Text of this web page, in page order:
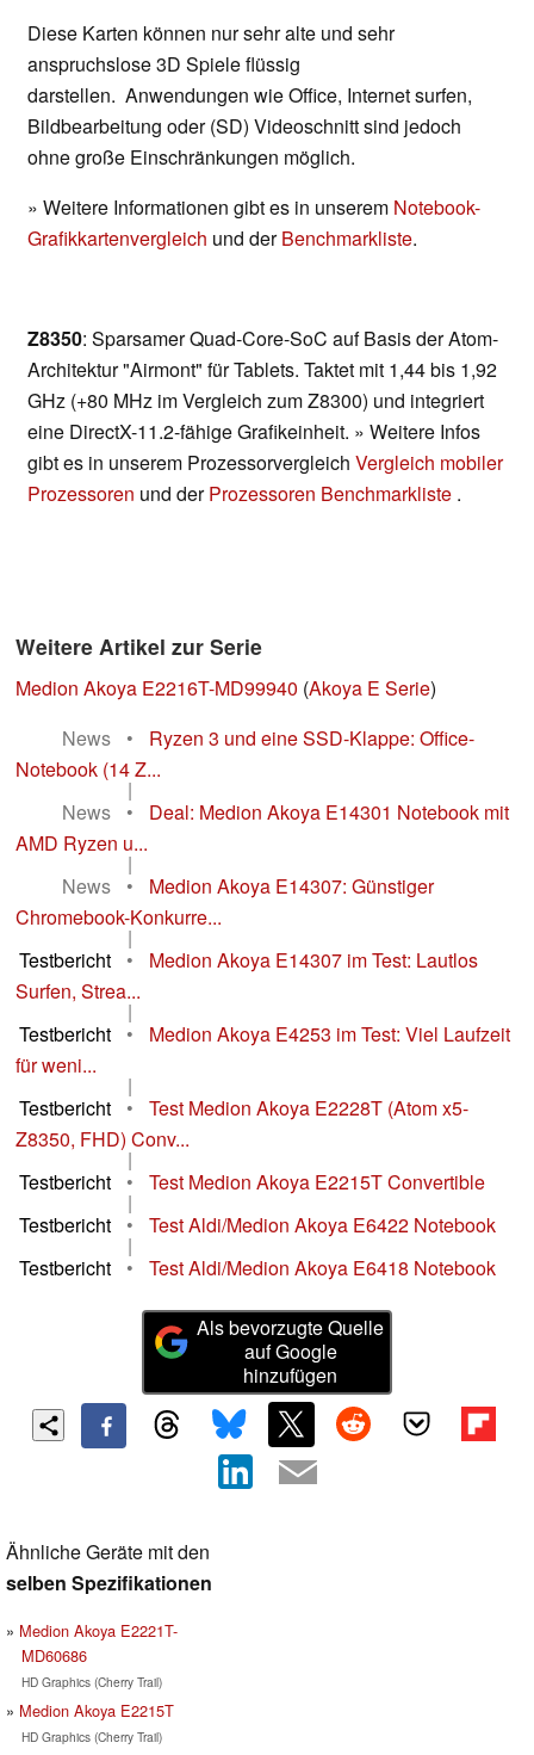
Diese Karten können nur sehr alte und sehr
anspruchslose 3D Spiele flüssig
darstellen. Anwendungen wie Office, Internet surfen,
Bildbearbeitung oder (SD) Videoschnitt sind jedoch
ohne große Einschränkungen möglich.
» Weitere Informationen gibt es in unserem Notebook-
Grafikkartenvergleich und derBenchmarkliste.
Z8350: Sparsamer Quad-Core-SoC auf Basis der Atom-
Architektur "Airmont" für Tablets. Taktet mit 1,44 bis 1,92
GHz (+80 MHz im Vergleich zum Z8300) und integriert
eine DirectX-11.2-fähige Grafikeinheit. » Weitere Infos
gibt es in unserem Prozessorvergleich Vergleich mobiler
Prozessoren und derProzessoren Benchmarkliste .
Weitere Artikel zur Serie
Medion Akoya E2216T-MD99940 (Akoya E Serie)
News
•
Ryzen 3 und eine SSD-Klappe: Office-
Notebook (14 Z...
|
News
•
Deal: Medion Akoya E14301 Notebook mit
AMD Ryzen u...
|
News
•
Medion Akoya E14307: Günstiger
Chromebook-Konkurre...
|
Testbericht
•
Medion Akoya E14307 im Test: Lautlos
Surfen, Strea...
|
Testbericht
•
Medion Akoya E4253 im Test: Viel Laufzeit
für weni...
|
Testbericht
•
Test Medion Akoya E2228T (Atom x5-
Z8350, FHD) Conv...
|
Testbericht
• Test Medion Akoya E2215T Convertible
|
Testbericht
• Test Aldi/Medion Akoya E6422 Notebook
|
Testbericht
• Test Aldi/Medion Akoya E6418 Notebook
Als bevorzugte Quelle
auf Google
hinzufügen
Ähnliche Geräte mit den
selben Spezifikationen
Medion Akoya E2221T-
MD60686
HD Graphics (Cherry Trail)
Medion Akoya E2215T
HD Graphics (Cherry Trail)